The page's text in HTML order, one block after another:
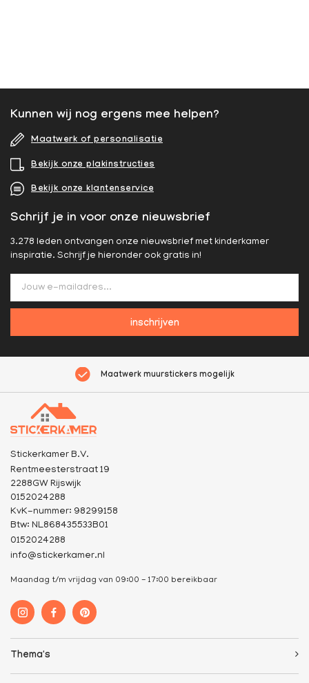
Kunnen wij nog ergens mee helpen?
Maatwerk of personalisatie
Bekijk onze plakinstructies
Bekijk onze klantenservice
Schrijf je in voor onze nieuwsbrief
3.278 leden ontvangen onze nieuwsbrief met kinderkamer
inspiratie. Schrijf je hieronder ook gratis in!
inschrijven
Maatwerk muurstickers mogelijk
Stickerkamer B.V.
Rentmeesterstraat 19
2288GW Rijswijk
0152024288
KvK-nummer: 98299158
Btw: NL868435533B01
0152024288
info@stickerkamer.nl
Maandag t/m vrijdag van 09:00 - 17:00 bereikbaar
Thema's